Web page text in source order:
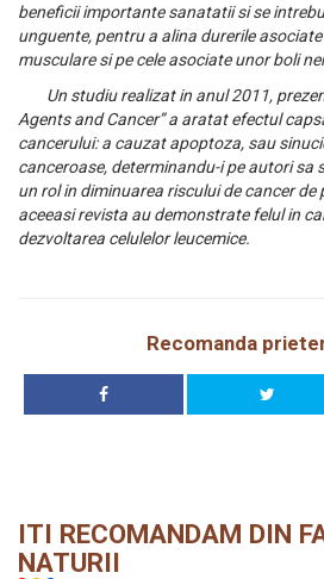
beneficii importante sanatatii si se
unguente, pentru a alina durerile
musculare si pe cele asociate unor boli
Un studiu realizat in anul 2011,
Agents and Cancer” a aratat efectul
cancerului: a cauzat apoptoza, sau
canceroase, determinandu-i pe autori sa
un rol in diminuarea riscului de cancer de
aceeasi revista au demonstrate felul in
dezvoltarea celulelor leucemice.
Recomanda
ITI RECOMANDAM DIN
NATURII